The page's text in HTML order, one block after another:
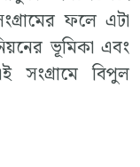
ফলে এটা
ভূমিকা এবং
সংগ্রামে বিপুল